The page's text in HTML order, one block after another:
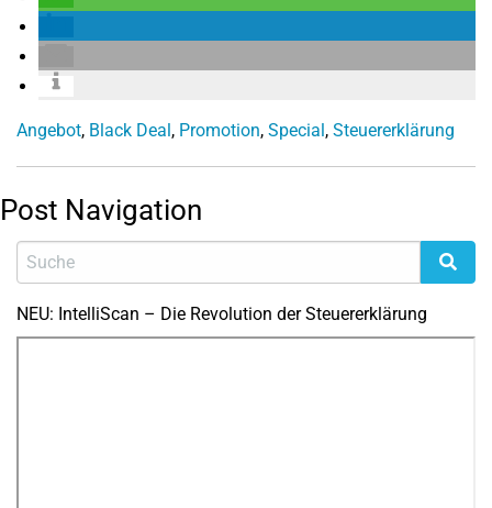
Angebot, Black Deal, Promotion, Special, Steuererklärung
Post Navigation
NEU: IntelliScan – Die Revolution der Steuererklärung